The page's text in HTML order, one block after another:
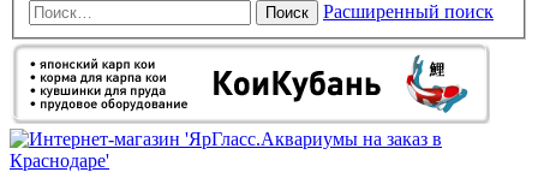
Поиск Расширенный поиск